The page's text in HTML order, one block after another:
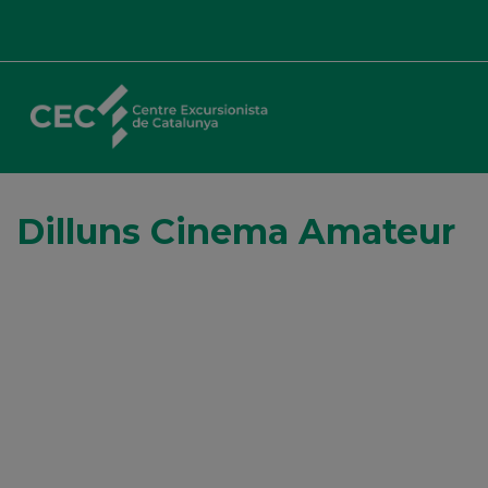
Dilluns Cinema Amateur